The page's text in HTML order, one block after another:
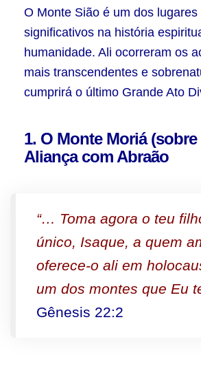
Por
que
a
Salvação
vem
de
Sião?
O Monte Sião é um dos lugares
significativos na história
humanidade. Ali ocorreram os
mais transcendentes e
cumprirá o último Grande Ato
1. O Monte Moriá (sobre
Aliança com Abraão
“… Toma agora o teu
único, Isaque, a quem
oferece-o ali em
um dos montes que Eu
Gênesis 22:2